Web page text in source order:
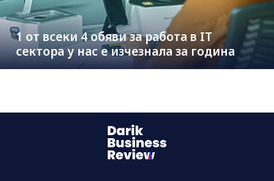
1 от всеки 4 обяви за работа в IT
сектора у нас е изчезнала за година